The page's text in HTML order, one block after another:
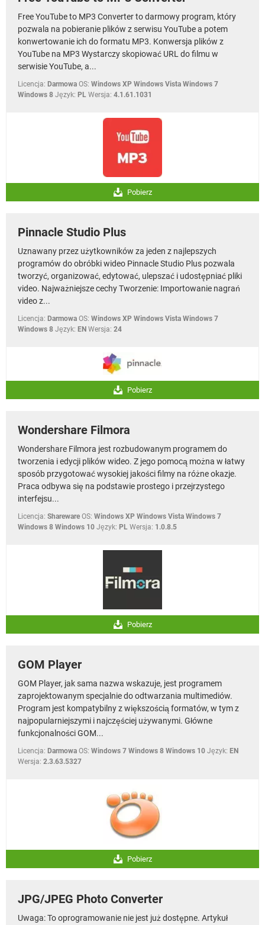
Free YouTube to MP3 Converter to darmowy program, który
pozwala na pobieranie plików z serwisu YouTube a potem
konwertowanie ich do formatu MP3. Konwersja plików z
YouTube na MP3 Wystarczy skopiować URL do filmu w
serwisie YouTube, a...
Licencja: Darmowa OS: Windows XP Windows Vista Windows 7
Windows 8 Język: PL Wersja: 4.1.61.1031
Pobierz
Pinnacle Studio Plus
Uznawany przez użytkowników za jeden z najlepszych
programów do obróbki wideo Pinnacle Studio Plus pozwala
tworzyć, organizować, edytować, ulepszać i udostępniać pliki
video. Najważniejsze cechy Tworzenie: Importowanie nagrań
video z...
Licencja: Darmowa OS: Windows XP Windows Vista Windows 7
Windows 8 Język: EN Wersja: 24
Pobierz
Wondershare Filmora
Wondershare Filmora jest rozbudowanym programem do
tworzenia i edycji plików wideo. Z jego pomocą można w łatwy
sposób przygotować wysokiej jakości filmy na różne okazje.
Praca odbywa się na podstawie prostego i przejrzystego
interfejsu...
Licencja: Shareware OS: Windows XP Windows Vista Windows 7
Windows 8 Windows 10 Język: PL Wersja: 1.0.8.5
Pobierz
GOM Player
GOM Player, jak sama nazwa wskazuje, jest programem
zaprojektowanym specjalnie do odtwarzania multimediów.
Program jest kompatybilny z większością formatów, w tym z
najpopularniejszymi i najczęściej używanymi. Główne
funkcjonalności GOM...
Licencja: Darmowa OS: Windows 7 Windows 8 Windows 10 Język: EN
Wersja: 2.3.63.5327
Pobierz
JPG/JPEG Photo Converter
Uwaga: To oprogramowanie nie jest już dostępne. Artykuł